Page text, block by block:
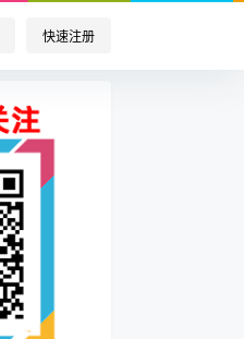
快速注册